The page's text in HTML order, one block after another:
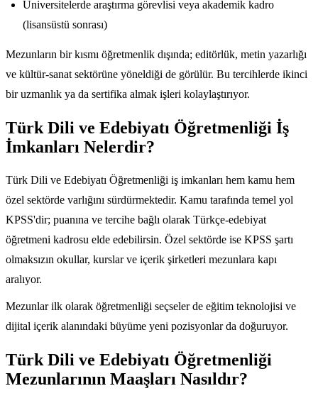
Üniversitelerde araştırma görevlisi veya akademik kadro
(lisansüstü sonrası)
Mezunların bir kısmı öğretmenlik dışında; editörlük, metin yazarlığı
ve kültür-sanat sektörüne yöneldiği de görülür. Bu tercihlerde ikinci
bir uzmanlık ya da sertifika almak işleri kolaylaştırıyor.
Türk Dili ve Edebiyatı Öğretmenliği İş
İmkanları Nelerdir?
Türk Dili ve Edebiyatı Öğretmenliği iş imkanları hem kamu hem
özel sektörde varlığını sürdürmektedir. Kamu tarafında temel yol
KPSS'dir; puanına ve tercihe bağlı olarak Türkçe-edebiyat
öğretmeni kadrosu elde edebilirsin. Özel sektörde ise KPSS şartı
olmaksızın okullar, kurslar ve içerik şirketleri mezunlara kapı
aralıyor.
Mezunlar ilk olarak öğretmenliği seçseler de eğitim teknolojisi ve
dijital içerik alanındaki büyüme yeni pozisyonlar da doğuruyor.
Türk Dili ve Edebiyatı Öğretmenliği
Mezunlarının Maaşları Nasıldır?